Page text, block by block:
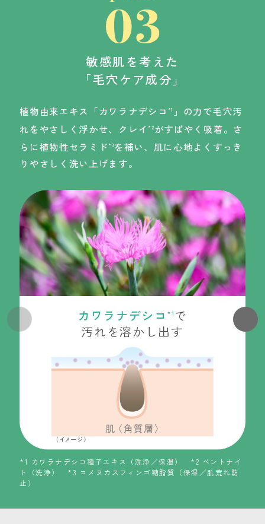
敏感肌を考えた
「毛穴ケア成分」
植物由来エキス「カワラナデシコ *1
」の力で毛穴汚
れをやさしく浮かせ、クレイ *2 がすばやく吸着。さ
らに植物性セラミド *3を補い、肌に心地よくすっき
りやさしく洗い上げます。
*1 カワラナデシコ種子エキス（洗浄／保湿） *2 ベントナイ
ト（洗浄） *3 コメヌカスフィンゴ糖脂質（保湿／肌荒れ防
止）
カワラナデシコ *1 で
汚れを溶かし出す